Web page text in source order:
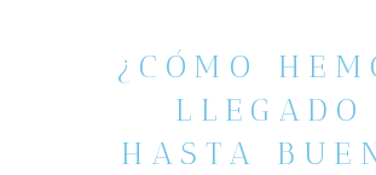
¿CÓMO
LLEGADO
HASTA